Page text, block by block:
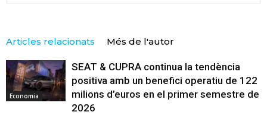
Articles relacionats Més de l'autor
Economia
SEAT & CUPRA continua la tendència
positiva amb un benefici operatiu de 122
milions d’euros en el primer semestre de
2026